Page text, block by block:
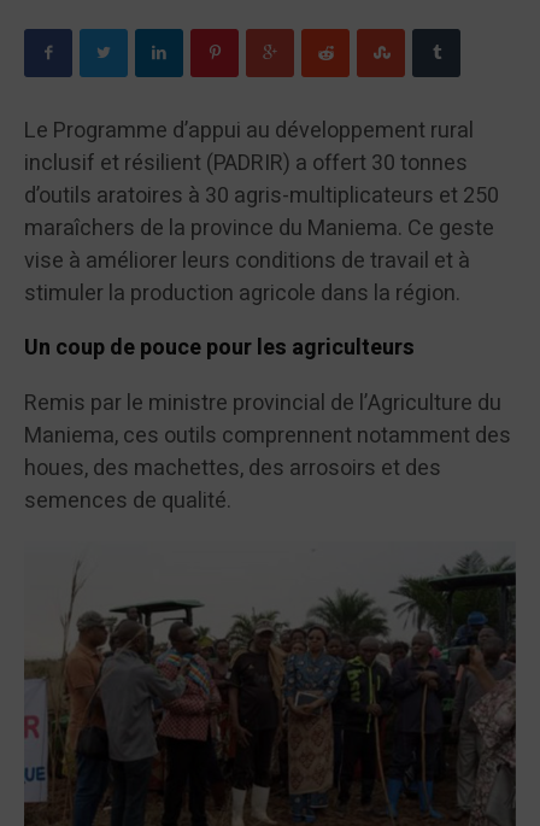
Le Programme d’appui au développement rural
inclusif et résilient (PADRIR) a offert 30 tonnes
d’outils aratoires à 30 agris-multiplicateurs et 250
maraîchers de la province du Maniema. Ce geste
vise à améliorer leurs conditions de travail et à
stimuler la production agricole dans la région.
Un coup de pouce pour les agriculteurs
Remis par le ministre provincial de l’Agriculture du
Maniema, ces outils comprennent notamment des
houes, des machettes, des arrosoirs et des
semences de qualité.